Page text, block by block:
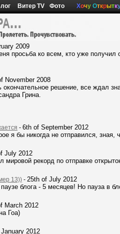
Витер TV Фото Хочу Открытк
2009
просьба ко всем, кто уже получил
November 2008
окончательное решение, все ждал
Грина.
- 6th of September 2012
я бы никогда не отправился, зная,
July 2012
мировой рекорд по отправке
13)) - 25th of July 2012
блога - 5 месяцев! Но пауза в
March 2012
Гоа)
2012